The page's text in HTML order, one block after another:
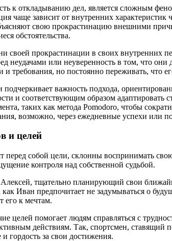
к откладыванию дел, является сложным
чаще зависит от внутренних
свою прокрастинацию внешними
обстоятельства.
своей прокрастинации в своих внутренних
неудачами или неуверенность в том, что
и требования, но постоянно переживать, что
важность подхода,
и соответствующим образом адаптировать
таких как метода Pomodoro, чтобы
возможно, через ежедневные успехи или
и целей
перед собой цели, склонны воспринимать
контроля над собственной судьбой.
тщательно планирующий свои
Иван предпочитает не задумываться о
его к мечтам.
целей помогает людям справляться с
действиям. Так, спортсмен, ставящий
гордость за свои достижения.